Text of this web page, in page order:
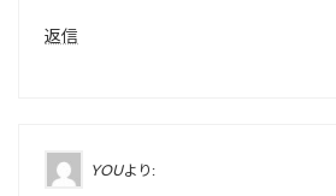
返信
YOUより: